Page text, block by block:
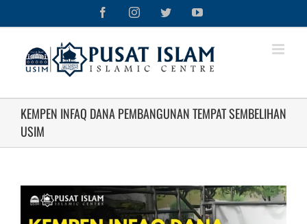
FacebookInstagramTwitterYouTube
KEMPEN INFAQ DANA PEMBANGUNAN TEMPAT SEMBELIHAN
USIM